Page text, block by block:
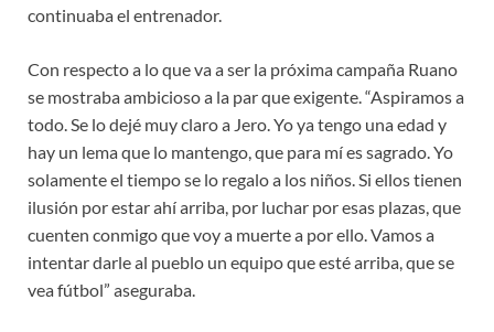
continuaba el entrenador.
Con respecto a lo que va a ser la próxima campaña Ruano
se mostraba ambicioso a la par que exigente. “Aspiramos a
todo. Se lo dejé muy claro a Jero. Yo ya tengo una edad y
hay un lema que lo mantengo, que para mí es sagrado. Yo
solamente el tiempo se lo regalo a los niños. Si ellos tienen
ilusión por estar ahí arriba, por luchar por esas plazas, que
cuenten conmigo que voy a muerte a por ello. Vamos a
intentar darle al pueblo un equipo que esté arriba, que se
vea fútbol” aseguraba.